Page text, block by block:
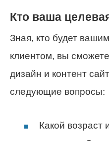
Кто ваша
Зная, кто будет
клиентом, вы
дизайн и контент
следующие вопросы:
Какой возраст